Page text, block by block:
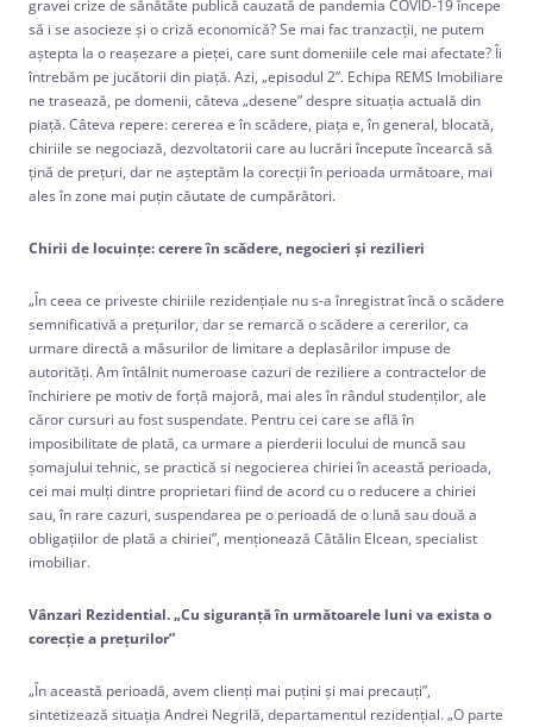
gravei crize de sănătăte publică cauzată de pandemia COVID-19 începe
să i se asocieze şi o criză economică? Se mai fac tranzacţii, ne putem
aştepta la o reaşezare a pieţei, care sunt domeniile cele mai afectate? Îi
întrebăm pe jucătorii din piaţă. Azi, „episodul 2”. Echipa REMS Imobiliare
ne trasează, pe domenii, câteva „desene” despre situaţia actuală din
piaţă. Câteva repere: cererea e în scădere, piaţa e, în general, blocată,
chiriile se negociază, dezvoltatorii care au lucrări începute încearcă să
ţină de preţuri, dar ne aşteptăm la corecţii în perioada următoare, mai
ales în zone mai puţin căutate de cumpărători.
Chirii de locuinţe: cerere în scădere, negocieri şi rezilieri
„În ceea ce priveste chiriile rezidenţiale nu s-a înregistrat încă o scădere
semnificativă a preţurilor, dar se remarcă o scădere a cererilor, ca
urmare directă a măsurilor de limitare a deplasărilor impuse de
autorităţi. Am întâlnit numeroase cazuri de reziliere a contractelor de
închiriere pe motiv de forţă majoră, mai ales în rândul studenţilor, ale
căror cursuri au fost suspendate. Pentru cei care se află în
imposibilitate de plată, ca urmare a pierderii locului de muncă sau
şomajului tehnic, se practică si negocierea chiriei în această perioada,
cei mai mulţi dintre proprietari fiind de acord cu o reducere a chiriei
sau, în rare cazuri, suspendarea pe o perioadă de o lună sau două a
obligaţiilor de plată a chiriei”, menţionează Cătălin Elcean, specialist
imobiliar.
Vânzari Rezidential. „Cu siguranţă în următoarele luni va exista o
corecţie a preţurilor”
„În această perioadă, avem clienţi mai puţini şi mai precauţi”,
sintetizează situaţia Andrei Negrilă, departamentul rezidenţial. „O parte